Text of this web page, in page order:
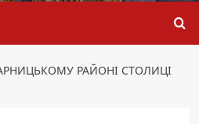
РАЙОНІ СТОЛИЦІ